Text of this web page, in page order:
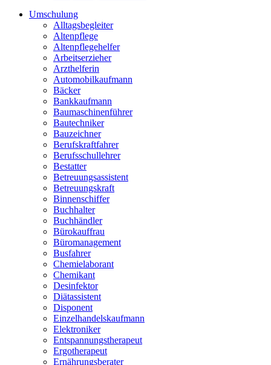
Umschulung
Alltagsbegleiter
Altenpflege
Altenpflegehelfer
Arbeitserzieher
Arzthelferin
Automobilkaufmann
Bäcker
Bankkaufmann
Baumaschinenführer
Bautechniker
Bauzeichner
Berufskraftfahrer
Berufsschullehrer
Bestatter
Betreuungsassistent
Betreuungskraft
Binnenschiffer
Buchhalter
Buchhändler
Bürokauffrau
Büromanagement
Busfahrer
Chemielaborant
Chemikant
Desinfektor
Diätassistent
Disponent
Einzelhandelskaufmann
Elektroniker
Entspannungstherapeut
Ergotherapeut
Ernährungsberater